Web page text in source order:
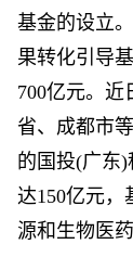
基金的设立
果转化引导
700亿元。
省、成都市
的国投(广东
达150亿元，
源和生物医